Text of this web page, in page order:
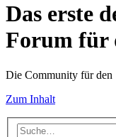
Das erste
Forum für
Die Community für
Zum Inhalt